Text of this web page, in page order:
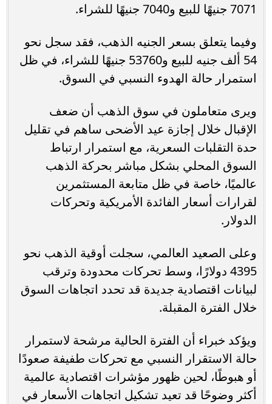
7071 جنيهًا للبيع و7040 جنيهًا للشراء.
وفيما يتعلق بسعر الجنيه الذهب، فقد سجل نحو
54 ألف جنيه للبيع و53760 جنيهًا للشراء، في ظل
استمرار حالة الهدوء النسبي في السوق.
ويرى متعاملون في سوق الذهب أن ضعف
الإقبال خلال إجازة عيد الأضحى ساهم في تقليل
حدة التقلبات السعرية، مع استمرار ارتباط
السوق المحلي بشكل مباشر بحركة الذهب
عالميًا، خاصة في ظل متابعة المستثمرين
لقرارات أسعار الفائدة الأمريكية وتحركات
الدولار.
وعلى الصعيد العالمي، سجلت أوقية الذهب نحو
4395 دولارًا، وسط تحركات محدودة وترقب
لبيانات اقتصادية جديدة قد تحدد اتجاهات السوق
خلال الفترة المقبلة.
ويؤكد خبراء أن الفترة الحالية مرشحة لاستمرار
حالة الاستقرار النسبي مع تحركات طفيفة صعودًا
أو هبوطًا، لحين ظهور مؤشرات اقتصادية عالمية
أكثر وضوحًا قد تعيد تشكيل اتجاهات الأسعار في